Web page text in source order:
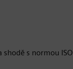
s normou ISO